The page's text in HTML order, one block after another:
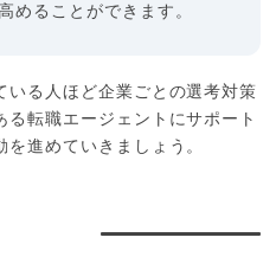
めることができます。
いる人ほど企業ごとの選考対策
転職エージェントにサポート
進めていきましょう。